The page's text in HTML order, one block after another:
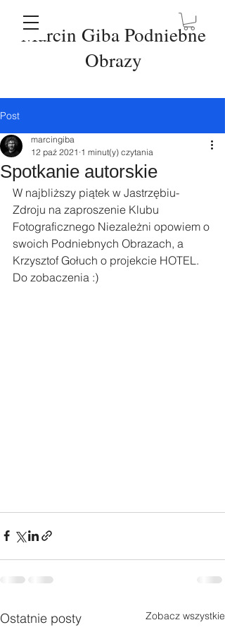
Marcin Giba Podniebne
Obrazy
Post
Spotkanie autorskie
marcingiba
12 paź 2021 1 minut(y) czytania
W najbliższy piątek w Jastrzębiu-
Zdroju na zaproszenie Klubu
Fotograficznego Niezależni opowiem o
swoich Podniebnych Obrazach, a
Krzysztof Gołuch o projekcie HOTEL.
Do zobaczenia :)
Ostatnie posty Zobacz wszystkie